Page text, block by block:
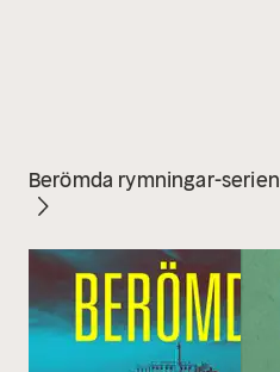
Berömda rymningar-serien